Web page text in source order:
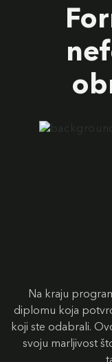
Na kraju
diplomu koja
koji ste odabrali.
svoju marljivost